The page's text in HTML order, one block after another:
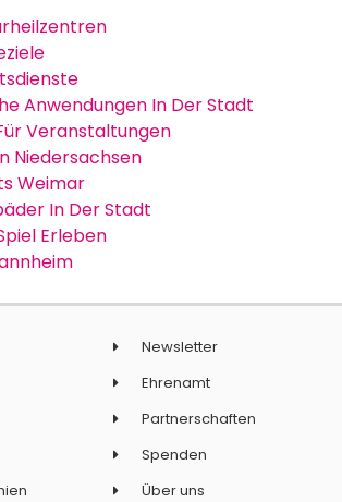
Anwendungen In Der Stadt
Veranstaltungen
Niedersachsen
Weimar
In Der Stadt
Erleben
Newsletter
Ehrenamt
Partnerschaften
Spenden
Über uns